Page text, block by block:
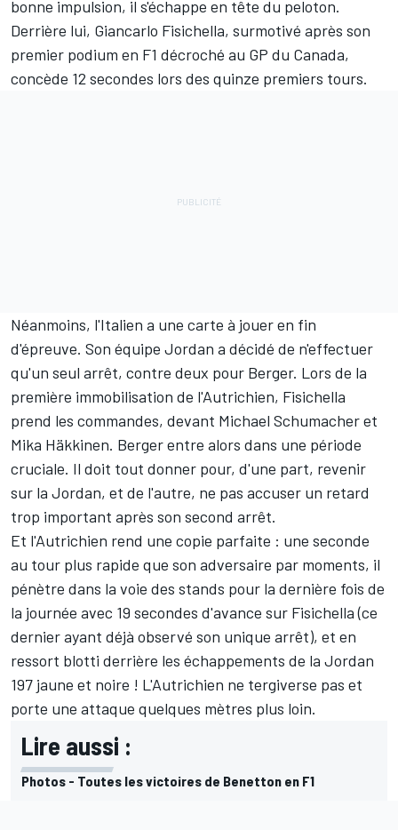
bonne impulsion, il s'échappe en tête du peloton.
Derrière lui, Giancarlo Fisichella, surmotivé après son
premier podium en F1 décroché au GP du Canada,
concède 12 secondes lors des quinze premiers tours.
Néanmoins, l'Italien a une carte à jouer en fin
d'épreuve. Son équipe Jordan a décidé de n'effectuer
qu'un seul arrêt, contre deux pour Berger. Lors de la
première immobilisation de l'Autrichien, Fisichella
prend les commandes, devant Michael Schumacher et
Mika Häkkinen. Berger entre alors dans une période
cruciale. Il doit tout donner pour, d'une part, revenir
sur la Jordan, et de l'autre, ne pas accuser un retard
trop important après son second arrêt.
Et l'Autrichien rend une copie parfaite : une seconde
au tour plus rapide que son adversaire par moments, il
pénètre dans la voie des stands pour la dernière fois de
la journée avec 19 secondes d'avance sur Fisichella (ce
dernier ayant déjà observé son unique arrêt), et en
ressort blotti derrière les échappements de la Jordan
197 jaune et noire ! L'Autrichien ne tergiverse pas et
porte une attaque quelques mètres plus loin.
Lire aussi :
Photos - Toutes les victoires de Benetton en F1